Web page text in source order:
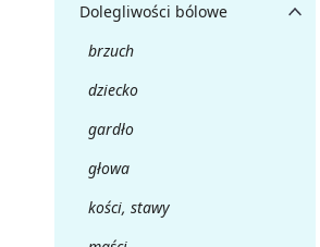
Dolegliwości bólowe
brzuch
dziecko
gardło
głowa
kości, stawy